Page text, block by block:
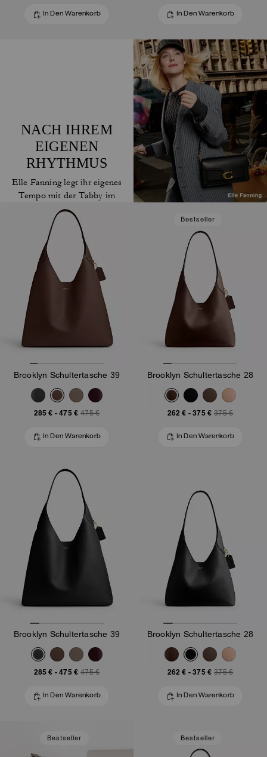
In Den Warenkorb In Den Warenkorb
NACH IHREM
EIGENEN
RHYTHMUS
Elle Fanning legt ihr eigenes
Tempo mit der Tabby im
Schlepptau fest.
DIE TABBY 26
SHOPPEN
Brooklyn Schultertasche 39
285 € -475 € 475 €
In Den Warenkorb
Bestseller
Brooklyn Schultertasche 28
262 € -375 € 375 €
In Den Warenkorb
Brooklyn Schultertasche 39
285 € -475 € 475 €
In Den Warenkorb
Brooklyn Schultertasche 28
262 € -375 € 375 €
In Den Warenkorb
Bestseller Bestseller